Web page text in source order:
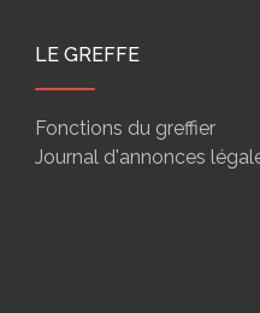
LE GREFFE
Fonctions du greffier
Journal d'annonces